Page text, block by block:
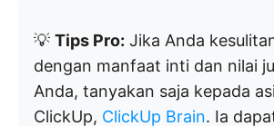
💡 Tips Pro: Jika Anda
dengan manfaat inti dan nilai
Anda, tanyakan saja kepada
ClickUp, ClickUp Brain. Ia